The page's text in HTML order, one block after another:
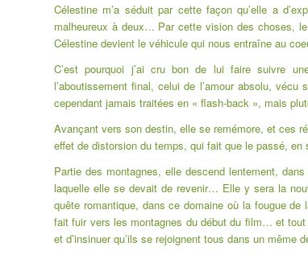
Célestine m’a séduit par cette façon qu’elle a
malheureux à deux… Par cette vision des choses,
Célestine devient le véhicule qui nous entraîne au
C’est pourquoi j’ai cru bon de lui faire suivre
l’aboutissement final, celui de l’amour absolu,
cependant jamais traitées en « flash-back », mais
Avançant vers son destin, elle se remémore, et ces
effet de distorsion du temps, qui fait que le passé,
Partie des montagnes, elle descend lentement,
laquelle elle se devait de revenir… Elle y sera la
quête romantique, dans ce domaine où la fougue
fait fuir vers les montagnes du début du film… et
et d’insinuer qu’ils se rejoignent tous dans un même